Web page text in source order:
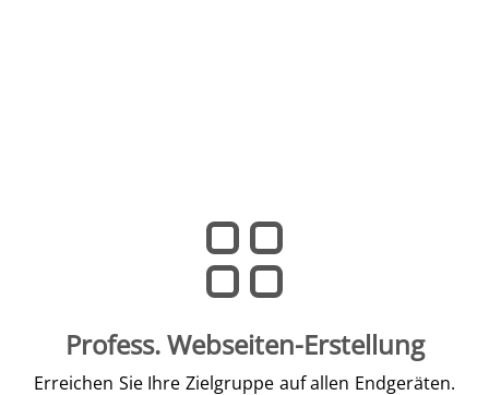
Profess. Webseiten-Erstellung
Erreichen Sie Ihre Zielgruppe auf allen Endgeräten.